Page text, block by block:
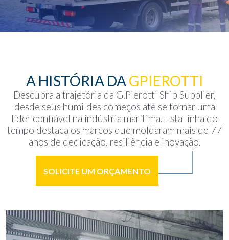
A HISTÓRIA DAGPIEROTTI
Descubra a trajetória da G.Pierotti Ship Supplier,
desde seus humildes começos até se tornar uma
líder confiável na indústria marítima. Esta linha do
tempo destaca os marcos que moldaram mais de 77
anos de dedicação, resiliência e inovação.
SOLICITE UM ORÇAMENTO